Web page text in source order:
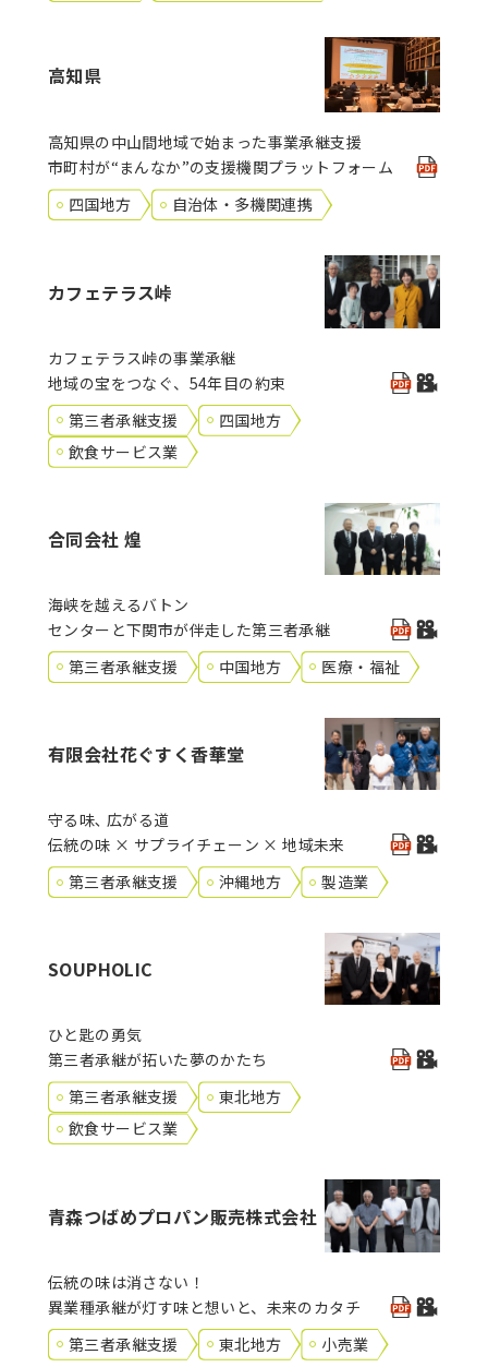
高知県
高知県の中山間地域で始まった事業承継支援
市町村が“まんなか”の支援機関プラットフォーム
四国地方
自治体・多機関連携
カフェテラス峠
カフェテラス峠の事業承継
地域の宝をつなぐ、54年目の約束
第三者承継支援
四国地方
飲食サービス業
合同会社 煌
海峡を越えるバトン
センターと下関市が伴走した第三者承継
第三者承継支援
中国地方 医療・福祉
有限会社花ぐすく香華堂
守る味､ 広がる道
伝統の味 × サプライチェーン × 地域未来
第三者承継支援
沖縄地方 製造業
SOUPHOLIC
ひと匙の勇気
第三者承継が拓いた夢のかたち
第三者承継支援
東北地方
飲食サービス業
青森つばめプロパン販売株式会社
伝統の味は消さない！
異業種承継が灯す味と想いと、未来のカタチ
第三者承継支援
東北地方 小売業